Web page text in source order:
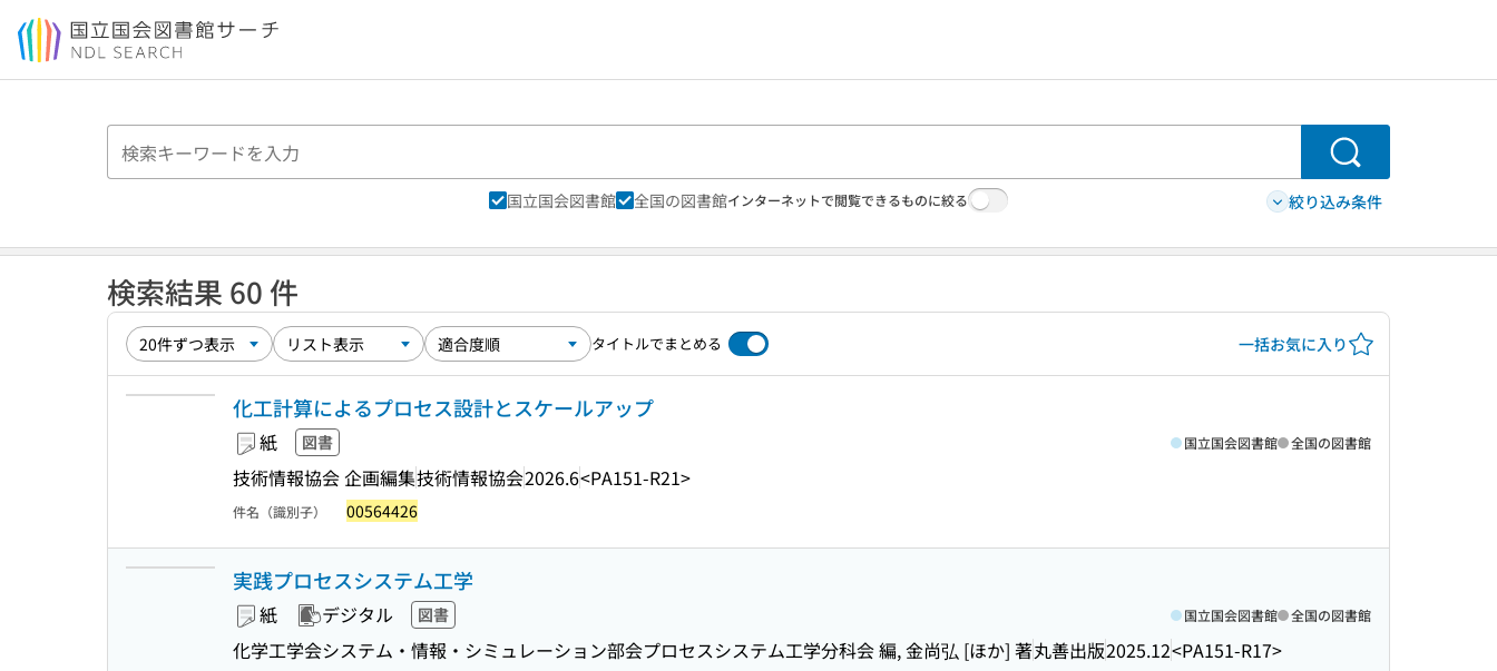
本文へ移動
検索
国立国会図書館 全国の図書館インターネットで閲覧できるものに絞る 絞り込み条件
検索結果 60 件
タイトルでまとめる 一括お気に入り
化工計算によるプロセス設計とスケールアップ
紙 図書
技術情報協会 企画編集技術情報協会2026.6<PA151-R21>
国立国会図書館 全国の図書館
件名（識別子） 00564426
実践プロセスシステム工学
紙 デジタル 図書
化学工学会システム・情報・シミュレーション部会プロセスシステム工学分科会 編, 金尚弘 [ほか] 著丸善出版2025.12<PA151-R17>
国立国会図書館 全国の図書館